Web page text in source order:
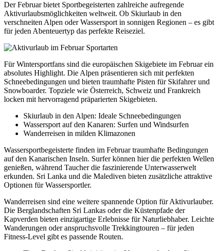
Der Februar bietet Sportbegeisterten zahlreiche aufregende
Aktivurlaubsmöglichkeiten weltweit. Ob Skiurlaub in den
verschneiten Alpen oder Wassersport in sonnigen Regionen – es gibt
für jeden Abenteuertyp das perfekte Reiseziel.
Für Wintersportfans sind die europäischen Skigebiete im Februar ein
absolutes Highlight. Die Alpen präsentieren sich mit perfekten
Schneebedingungen und bieten traumhafte Pisten für Skifahrer und
Snowboarder. Topziele wie Österreich, Schweiz und Frankreich
locken mit hervorragend präparierten Skigebieten.
Skiurlaub in den Alpen: Ideale Schneebedingungen
Wassersport auf den Kanaren: Surfen und Windsurfen
Wanderreisen in milden Klimazonen
Wassersportbegeisterte finden im Februar traumhafte Bedingungen
auf den Kanarischen Inseln. Surfer können hier die perfekten Wellen
genießen, während Taucher die faszinierende Unterwasserwelt
erkunden. Sri Lanka und die Malediven bieten zusätzliche attraktive
Optionen für Wassersportler.
Wanderreisen sind eine weitere spannende Option für Aktivurlauber.
Die Berglandschaften Sri Lankas oder die Küstenpfade der
Kapverden bieten einzigartige Erlebnisse für Naturliebhaber. Leichte
Wanderungen oder anspruchsvolle Trekkingtouren – für jeden
Fitness-Level gibt es passende Routen.